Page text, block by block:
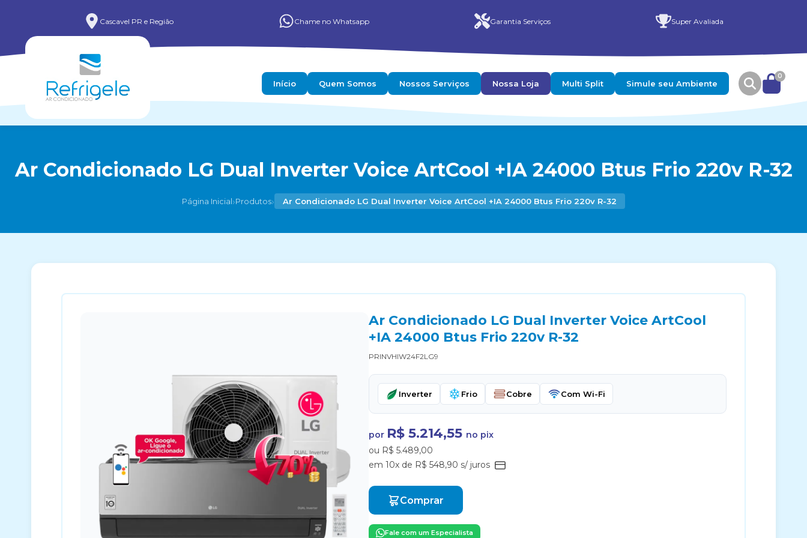
Cascavel PR e Região Chame no Whatsapp Garantia Serviços Super Avaliada
Início Quem Somos Nossos Serviços Nossa Loja Multi Split Simule seu Ambiente
0
Ar Condicionado LG Dual Inverter Voice ArtCool +IA 24000 Btus Frio 220v R-32
Página Inicial›Produtos› Ar Condicionado LG Dual Inverter Voice ArtCool +IA 24000 Btus Frio 220v R-32
Ar Condicionado LG Dual Inverter Voice ArtCool
+IA 24000 Btus Frio 220v R-32
PRINVHIW24F2LG9
Inverter Frio Cobre Com Wi-Fi
por R$ 5.214,55 no pix
ou R$ 5.489,00
em 10x de R$ 548,90 s/ juros
Comprar
Fale com um Especialista